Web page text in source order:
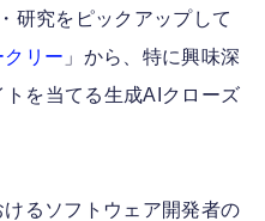
研究をピックアップして
リー 」から、特に興味深
を当てる生成AIクローズ
るソフトウェア開発者の